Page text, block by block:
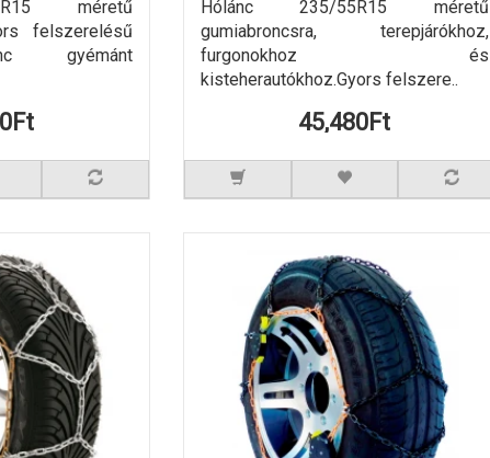
méretű
felszerelésű
gyémánt
Hólánc 235/55R15 méretű
gumiabroncsra, terepjárókhoz,
furgonokhoz és
kisteherautókhoz.Gyors felszere..
45,480Ft